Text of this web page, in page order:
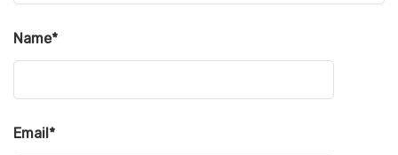
Name*
Email*